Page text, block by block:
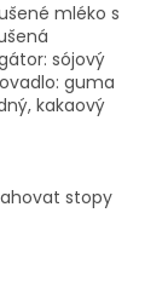
mléko s
sójový
guma
kakaový
stopy